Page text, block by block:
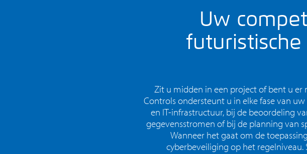
Uw
Zit u midden in een project of bent u er
Controls ondersteunt u in elke fase van
en IT-infrastructuur, bij de beoordeling
gegevensstromen of bij de planning van
Wanneer het gaat om de
cyberbeveiliging op het regelniveau.